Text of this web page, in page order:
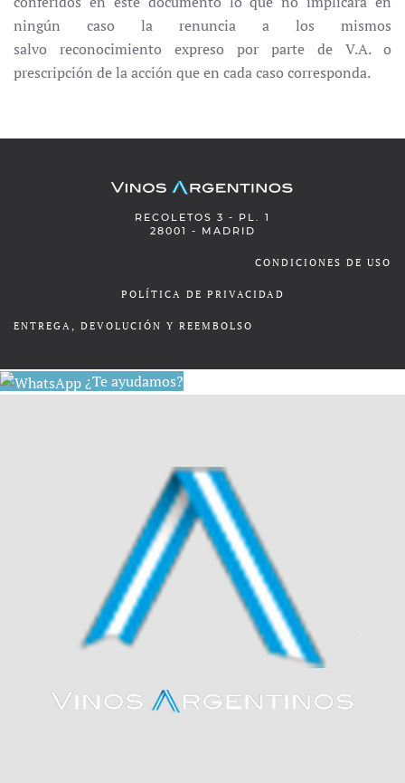
ningún caso la renuncia a los mismos
salvo reconocimiento expreso por parte de V.A. o
prescripción de la acción que en cada caso corresponda.
RECOLETOS 3 - PL. 1
28001 - MADRID
CONDICIONES DE USO
POLÍTICA DE PRIVACIDAD
ENTREGA, DEVOLUCIÓN Y REEMBOLSO
¿Te ayudamos?